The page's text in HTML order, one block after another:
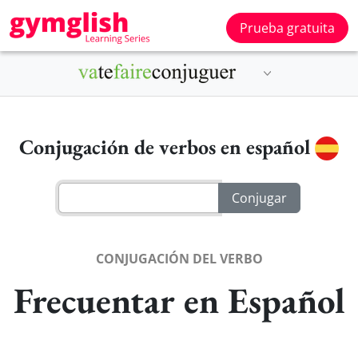
Prueba gratuita
Conjugación de verbos en español
CONJUGACIÓN DEL VERBO
Frecuentar en Español